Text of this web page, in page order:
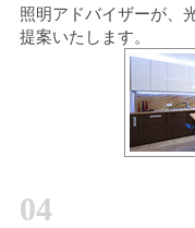
照明アドバイザーが、
提案いたします。
04